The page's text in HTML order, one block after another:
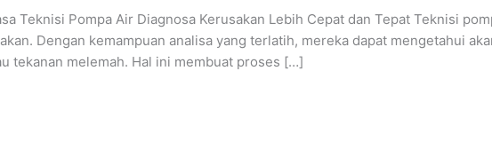
Teknisi Pompa Air Diagnosa Kerusakan Lebih Cepat dan Tepat Teknisi
Dengan kemampuan analisa yang terlatih, mereka dapat mengetahui
tekanan melemah. Hal ini membuat proses […]